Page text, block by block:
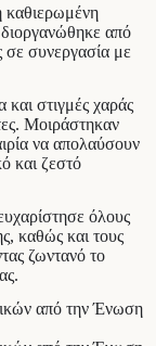
καθιερωμένη
από
συνεργασία με
στιγμές χαράς
Μοιράστηκαν
να απολαύσουν
και ζεστό
όλους
καθώς και τους
ζωντανό το